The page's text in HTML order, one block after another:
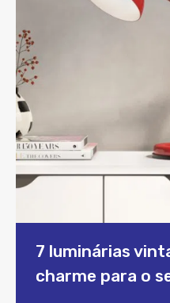
7 luminárias
charme para o